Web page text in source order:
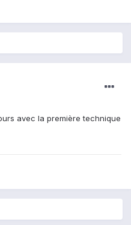
avec la première technique